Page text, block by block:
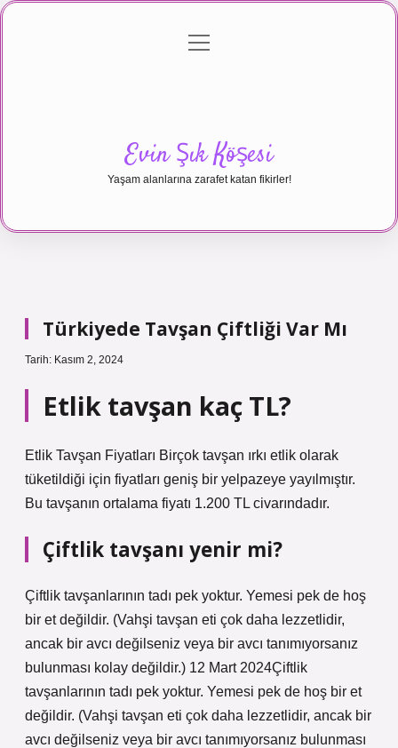
Gizlilik Politikası
menüyü
Evin Şık Köşesi
Yaşam alanlarına zarafet katan fikirler!
Türkiyede Tavşan Çiftliği Var Mı
Tarih: Kasım 2, 2024
Etlik tavşan kaç TL?
Etlik Tavşan Fiyatları Birçok tavşan ırkı etlik olarak
tüketildiği için fiyatları geniş bir yelpazeye yayılmıştır.
Bu tavşanın ortalama fiyatı 1.200 TL civarındadır.
Çiftlik tavşanı yenir mi?
Çiftlik tavşanlarının tadı pek yoktur. Yemesi pek de hoş
bir et değildir. (Vahşi tavşan eti çok daha lezzetlidir,
ancak bir avcı değilseniz veya bir avcı tanımıyorsanız
bulunması kolay değildir.) 12 Mart 2024Çiftlik
tavşanlarının tadı pek yoktur. Yemesi pek de hoş bir et
değildir. (Vahşi tavşan eti çok daha lezzetlidir, ancak bir
avcı değilseniz veya bir avcı tanımıyorsanız bulunması